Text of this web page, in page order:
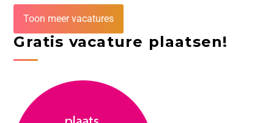
Toon meer vacatures
Gratis vacature plaatsen!